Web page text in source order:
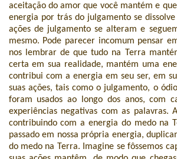
aceitação do amor que você mantém e
energia por trás do julgamento se
ações de julgamento se alteram e
mesmo. Pode parecer incomum pensar
nos lembrar de que tudo na Terra
certa em sua realidade, mantém uma
contribui com a energia em seu ser, em
suas ações, tais como o julgamento, o
foram usados ao longo dos anos, com
experiências negativas com as palavras.
contribuindo com a energia do medo na
passado em nossa própria energia,
do medo na Terra. Imagine se fôssemos